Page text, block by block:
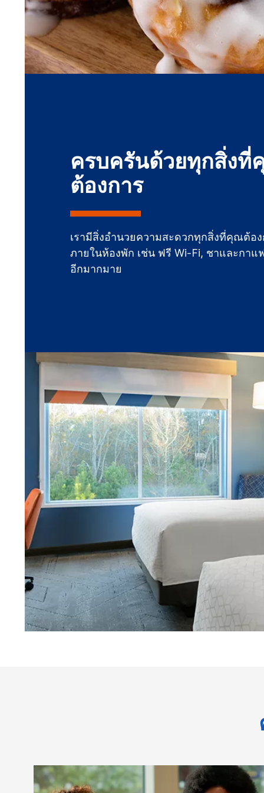
ครบครันด้วยทุกสิ่ง
ต้องการ
เรามีสิ่งอำนวยความสะดวกทุกสิ่งที่คุณต้อง
ภายในห้องพัก เช่น ฟรี Wi-Fi, ชาและกาแ
อีกมากมาย